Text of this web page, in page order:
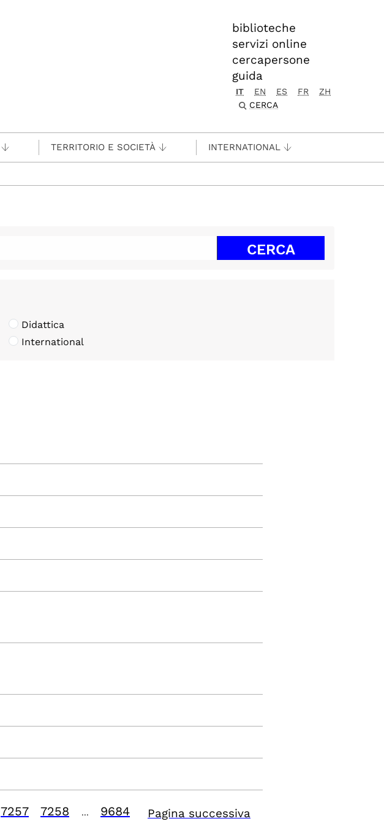
biblioteche
servizi online
cercapersone
guida
IT EN ES FR
ZH
CERCA
TERRITORIO E SOCIETÀ INTERNATIONAL
Didattica
International
7257 7258 9684 Pagina successiva